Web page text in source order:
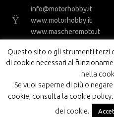
info@motorhobby.it
www.motorhobby.it
www.mascheremoto.it
MOTOR HOBBY
Questo sito o gli strumenti terzi
di cookie necessari al
nella
Se vuoi saperne di più o
cookie, consulta la cookie
dei cookie.